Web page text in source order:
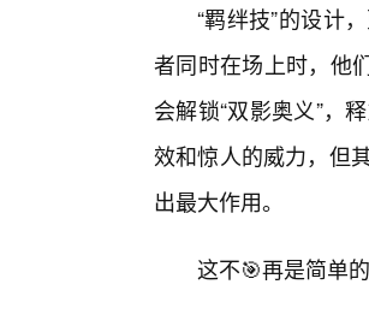
“羁绊技”的设计
者同时在场上时，他
会解锁“双影奥义”，
效和惊人的威力，但
出最大作用。
这不🎯再是简单